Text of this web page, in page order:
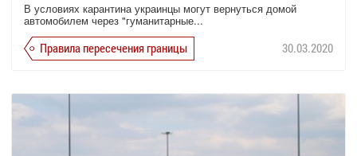
В условиях карантина украинцы могут вернуться домой
автомобилем через "гуманитарные...
Правила пересечения границы 30.03.2020